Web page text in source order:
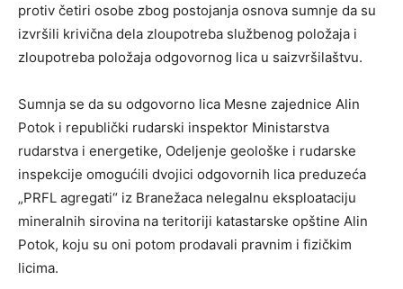
protiv četiri osobe zbog postojanja osnova sumnje da su
izvršili krivična dela zloupotreba službenog položaja i
zloupotreba položaja odgovornog lica u saizvršilaštvu.
Sumnja se da su odgovorno lica Mesne zajednice Alin
Potok i republički rudarski inspektor Ministarstva
rudarstva i energetike, Odeljenje geološke i rudarske
inspekcije omogućili dvojici odgovornih lica preduzeća
„PRFL agregati“ iz Branežaca nelegalnu eksploataciju
mineralnih sirovina na teritoriji katastarske opštine Alin
Potok, koju su oni potom prodavali pravnim i fizičkim
licima.